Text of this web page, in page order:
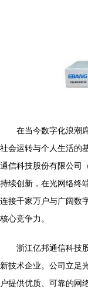
在当今数字化浪潮
社会运转与个人生活的
通信科技股份有限公司
持续创新，在光网络终
连接千家万户与广阔数
核心竞争力。
浙江亿邦通信科技
新技术企业。公司立足
户提供优质、可靠的网